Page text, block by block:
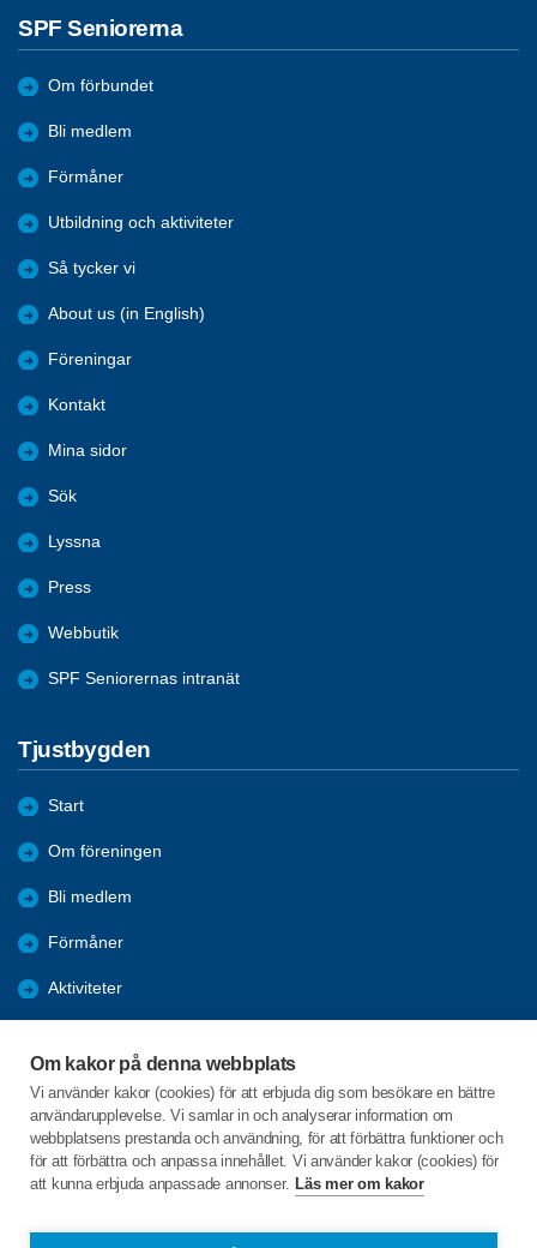
Om kakor på denna webbplats
Vi använder kakor (cookies) för att erbjuda dig som besökare en bättre
användarupplevelse. Vi samlar in och analyserar information om
webbplatsens prestanda och användning, för att förbättra funktioner och
för att förbättra och anpassa innehållet. Vi använder kakor (cookies) för
att kunna erbjuda anpassade annonser. Läs mer om kakor
SPF Seniorerna
Om förbundet
Bli medlem
Förmåner
Utbildning och aktiviteter
Så tycker vi
About us (in English)
Föreningar
Kontakt
Mina sidor
Sök
Lyssna
Press
Webbutik
SPF Seniorernas intranät
Tjustbygden
Start
Om föreningen
Bli medlem
Förmåner
Aktiviteter
Årsmöte 2024
C/o:Göran Svensson